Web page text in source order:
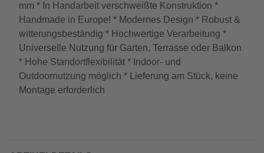
mm * In Handarbeit verschweißte Konstruktion *
Handmade in Europe! * Modernes Design * Robust &
witterungsbeständig * Hochwertige Verarbeitung *
Universelle Nutzung für Garten, Terrasse oder Balkon
* Hohe Standortflexibilität * Indoor- und
Outdoornutzung möglich * Lieferung am Stück, keine
Montage erforderlich